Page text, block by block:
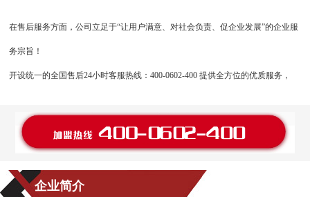
在售后服务方面，公司立足于“让用户满意、对社会负责、促企业发展”的企业服
务宗旨！
开设统一的全国售后24小时客服热线：400-0602-400 提供全方位的优质服务，
企业简介